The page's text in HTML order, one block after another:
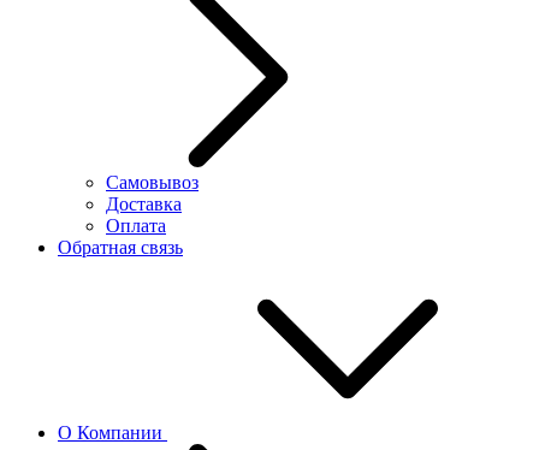
Самовывоз
Доставка
Оплата
Обратная связь
О Компании